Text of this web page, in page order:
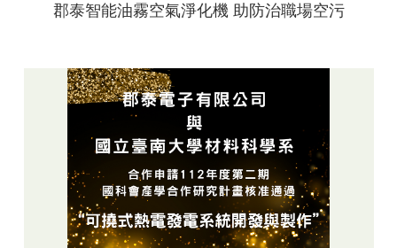
郡泰智能油霧空氣淨化機 助防治職場空污